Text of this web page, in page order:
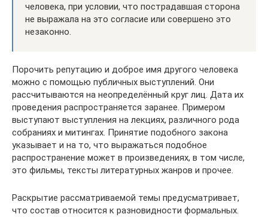
человека, при условии, что пострадавшая сторона
не выражала на это согласие или совершено это
незаконно.
Порочить репутацию и доброе имя другого человека
можно с помощью публичных выступлений. Они
рассчитываются на неопределённый круг лиц. Дата их
проведения распространяется заранее. Примером
выступают выступления на лекциях, различного рода
собраниях и митингах. Принятие подобного закона
указывает и на то, что выражаться подобное
распространение может в произведениях, в том числе,
это фильмы, тексты литературных жанров и прочее.
Раскрытие рассматриваемой темы предусматривает,
что состав относится к разновидности формальных.